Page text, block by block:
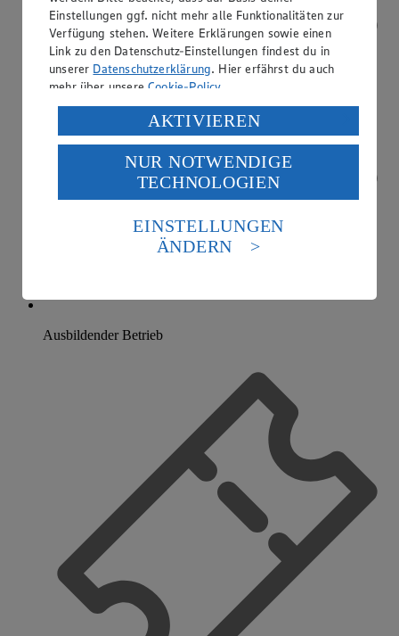
Ausbildender Betrieb
Einstellungen ggf. nicht mehr alle Funktionalitäten zur
Verfügung stehen. Weitere Erklärungen sowie einen
Link zu den Datenschutz-Einstellungen findest du in
unserer Datenschutzerklärung. Hier erfährst du auch
mehr über unsereCookie-Policy.
Verarbeitung deiner personenbezogenen Daten in den
USA durch Facebook und YouTube:
Wenn du auf „Aktivieren“ klickst, willigst du im Sinne
des Art. 49 Abs. 1 Satz 1 lit. a) DSGVO ein, dass deine
Daten in den USA verarbeitet werden. Der EuGH sieht
die USA als Land mit einem nach europäischen
Standards nicht angemessenen Datenschutzniveau an.
Es besteht das Risiko eines Zugriffs durch US-
Informationen zum Herausgeber der Seite findest du
AKTIVIEREN
NUR NOTWENDIGE
TECHNOLOGIEN
EINSTELLUNGEN
ÄNDERN